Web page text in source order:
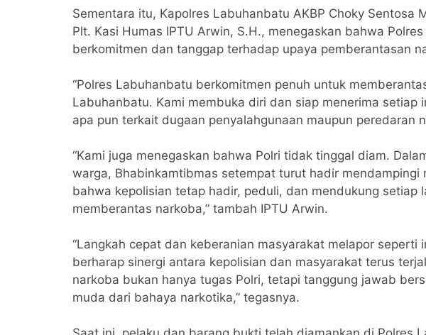
Sementara itu, Kapolres Labuhanbatu AKBP Choky Sentosa
Plt. Kasi Humas IPTU Arwin, S.H., menegaskan bahwa
berkomitmen dan tanggap terhadap upaya pemberantasan
“Polres Labuhanbatu berkomitmen penuh untuk
Labuhanbatu. Kami membuka diri dan siap menerima setiap
apa pun terkait dugaan penyalahgunaan maupun peredaran
“Kami juga menegaskan bahwa Polri tidak tinggal diam.
warga, Bhabinkamtibmas setempat turut hadir mendampingi
bahwa kepolisian tetap hadir, peduli, dan mendukung setiap
memberantas narkoba,” tambah IPTU Arwin.
“Langkah cepat dan keberanian masyarakat melapor seperti
berharap sinergi antara kepolisian dan masyarakat terus
narkoba bukan hanya tugas Polri, tetapi tanggung jawab
muda dari bahaya narkotika,” tegasnya.